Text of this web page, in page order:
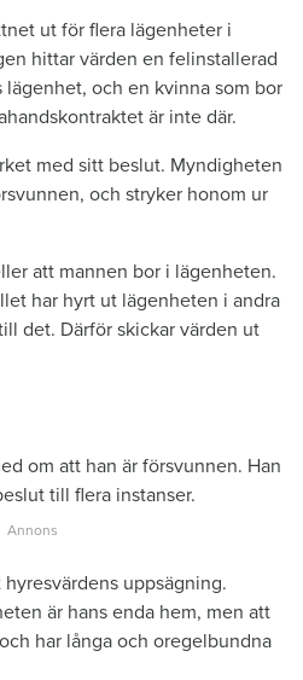
ut för flera lägenheter i
hittar värden en felinstallerad
och en kvinna som bor
är inte där.
med sitt beslut. Myndigheten
och stryker honom ur
att mannen bor i lägenheten.
har hyrt ut lägenheten i andra
det. Därför skickar värden ut
om att han är försvunnen. Han
till flera instanser.
uppsägning.
är hans enda hem, men att
har långa och oregelbundna